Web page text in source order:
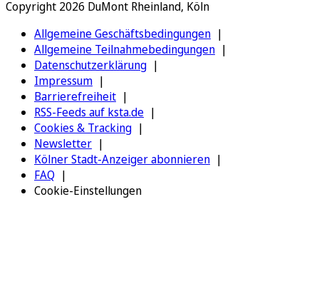
Copyright 2026 DuMont Rheinland, Köln
Allgemeine Geschäftsbedingungen
Allgemeine Teilnahmebedingungen
Datenschutzerklärung
Impressum
Barrierefreiheit
RSS-Feeds auf ksta.de
Cookies & Tracking
Newsletter
Kölner Stadt-Anzeiger abonnieren
FAQ
Cookie-Einstellungen